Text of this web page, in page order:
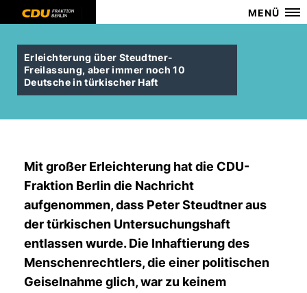
MENÜ
Erleichterung über Steudtner-
Freilassung, aber immer noch 10
Deutsche in türkischer Haft
Mit großer Erleichterung hat die CDU-
Fraktion Berlin die Nachricht
aufgenommen, dass Peter Steudtner aus
der türkischen Untersuchungshaft
entlassen wurde. Die Inhaftierung des
Menschenrechtlers, die einer politischen
Geiselnahme glich, war zu keinem